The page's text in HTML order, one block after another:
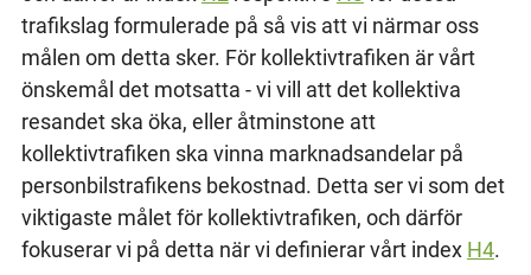
trafikslag formulerade på så vis att vi närmar oss
målen om detta sker. För kollektivtrafiken är vårt
önskemål det motsatta - vi vill att det kollektiva
resandet ska öka, eller åtminstone att
kollektivtrafiken ska vinna marknadsandelar på
personbilstrafikens bekostnad. Detta ser vi som det
viktigaste målet för kollektivtrafiken, och därför
fokuserar vi på detta när vi definierar vårt index H4.